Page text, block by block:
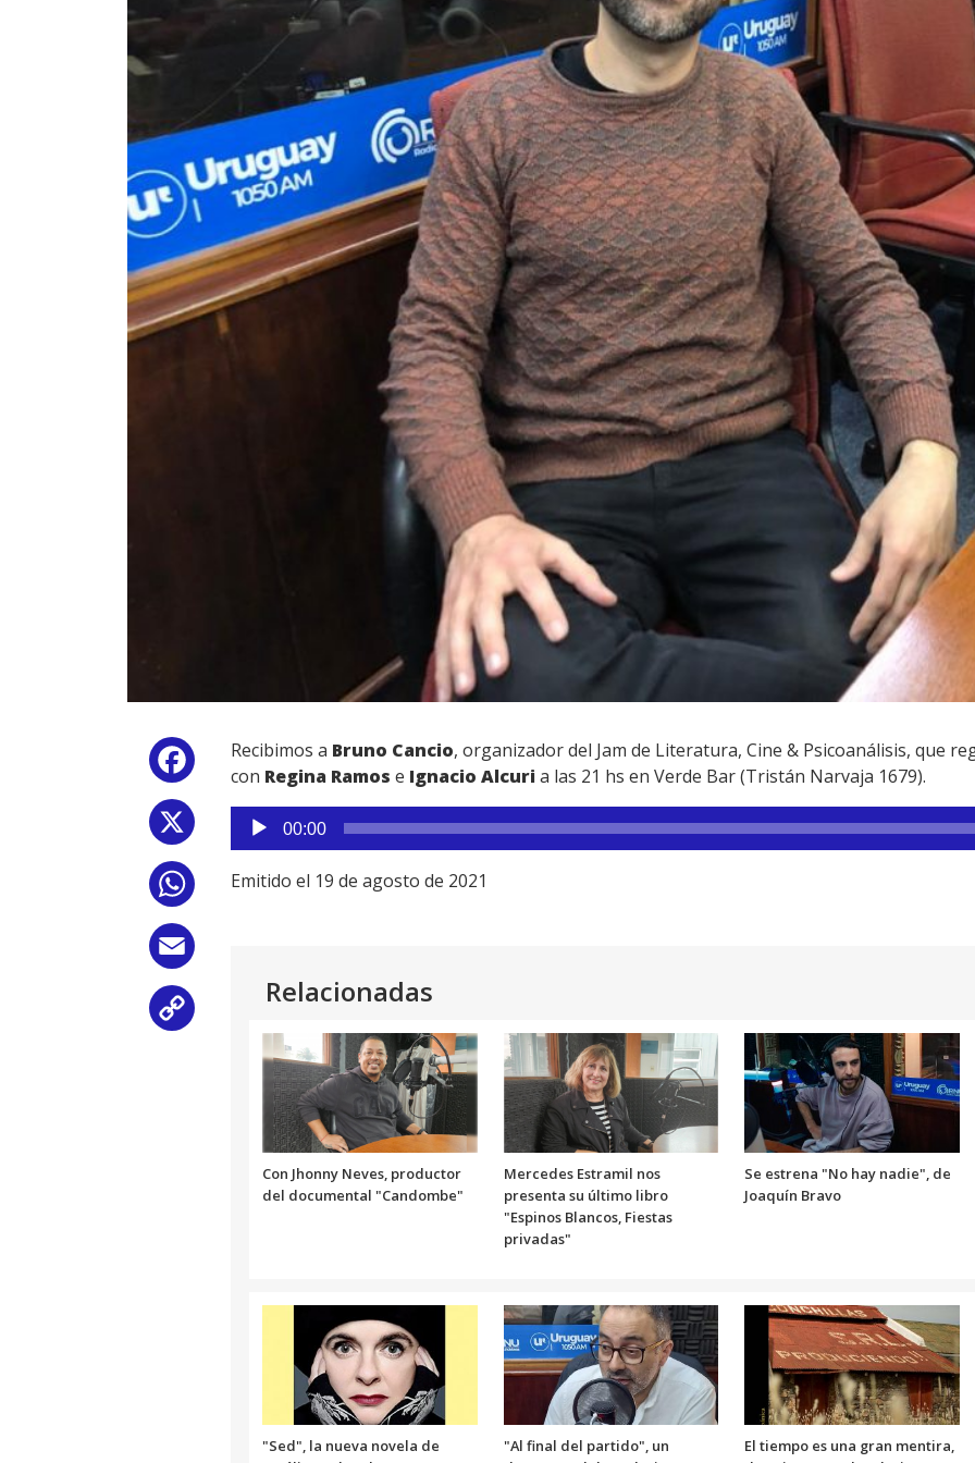
Facebook
WhatsApp
Recibimos a Bruno Cancio, organizador del Jam de Literatura, Cine & Psicoanálisis, que
con Regina Ramos e Ignacio Alcuri a las 21 hs en Verde Bar (Tristán Narvaja 1679).
Reproductor
de
audio
00:00
Emitido el 19 de agosto de 2021
Relacionadas
Con Jhonny Neves, productor
del documental "Candombe"
Mercedes Estramil nos
presenta su último libro
"Espinos Blancos, Fiestas
privadas"
Se estrena "No hay nadie", de
Joaquín Bravo
"Sed", la nueva novela de
"Al final del partido", un
El tiempo es una gran mentira,